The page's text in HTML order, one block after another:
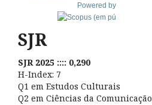
Powered by
SJR
SJR 2025 :::: 0,290
H-Index: 7
Q1 em Estudos Culturais
Q2 em Ciências da Comunicação